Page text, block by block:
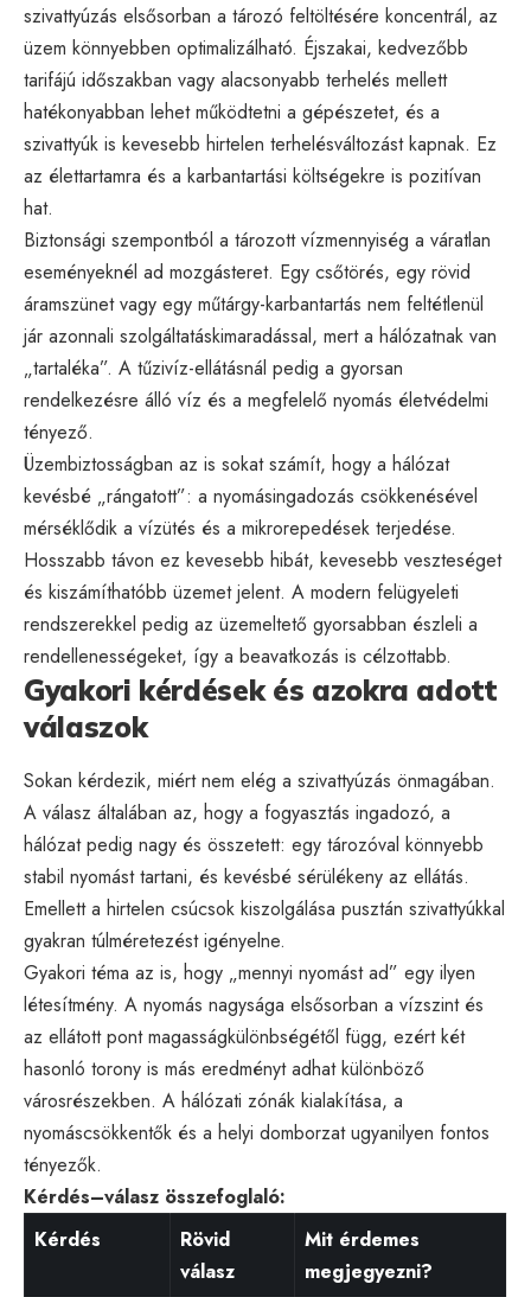
szivattyúzás elsősorban a tározó feltöltésére koncentrál, az
üzem könnyebben optimalizálható. Éjszakai, kedvezőbb
tarifájú időszakban vagy alacsonyabb terhelés mellett
hatékonyabban lehet működtetni a gépészetet, és a
szivattyúk is kevesebb hirtelen terhelésváltozást kapnak. Ez
az élettartamra és a karbantartási költségekre is pozitívan
hat.
Biztonsági szempontból a tározott vízmennyiség a váratlan
eseményeknél ad mozgásteret. Egy csőtörés, egy rövid
áramszünet vagy egy műtárgy-karbantartás nem feltétlenül
jár azonnali szolgáltatáskimaradással, mert a hálózatnak van
„tartaléka”. A tűzivíz-ellátásnál pedig a gyorsan
rendelkezésre álló víz és a megfelelő nyomás életvédelmi
tényező.
Üzembiztosságban az is sokat számít, hogy a hálózat
kevésbé „rángatott”: a nyomásingadozás csökkenésével
mérséklődik a vízütés és a mikrorepedések terjedése.
Hosszabb távon ez kevesebb hibát, kevesebb veszteséget
és kiszámíthatóbb üzemet jelent. A modern felügyeleti
rendszerekkel pedig az üzemeltető gyorsabban észleli a
rendellenességeket, így a beavatkozás is célzottabb.
Gyakori kérdések és azokra adott
válaszok
Sokan kérdezik, miért nem elég a szivattyúzás önmagában.
A válasz általában az, hogy a fogyasztás ingadozó, a
hálózat pedig nagy és összetett: egy tározóval könnyebb
stabil nyomást tartani, és kevésbé sérülékeny az ellátás.
Emellett a hirtelen csúcsok kiszolgálása pusztán szivattyúkkal
gyakran túlméretezést igényelne.
Gyakori téma az is, hogy „mennyi nyomást ad” egy ilyen
létesítmény. A nyomás nagysága elsősorban a vízszint és
az ellátott pont magasságkülönbségétől függ, ezért két
hasonló torony is más eredményt adhat különböző
városrészekben. A hálózati zónák kialakítása, a
nyomáscsökkentők és a helyi domborzat ugyanilyen fontos
tényezők.
Kérdés–válasz összefoglaló:
Kérdés
Rövid
válasz
Mit érdemes
megjegyezni?